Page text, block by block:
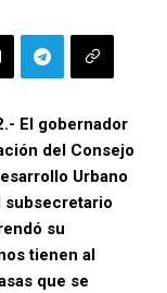
El gobernador
del Consejo
Urbano
subsecretario
su
tienen al
que se